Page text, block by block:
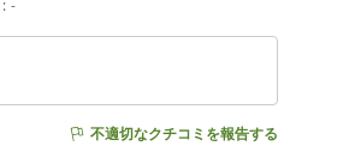
: -
不適切なクチコミを報告する